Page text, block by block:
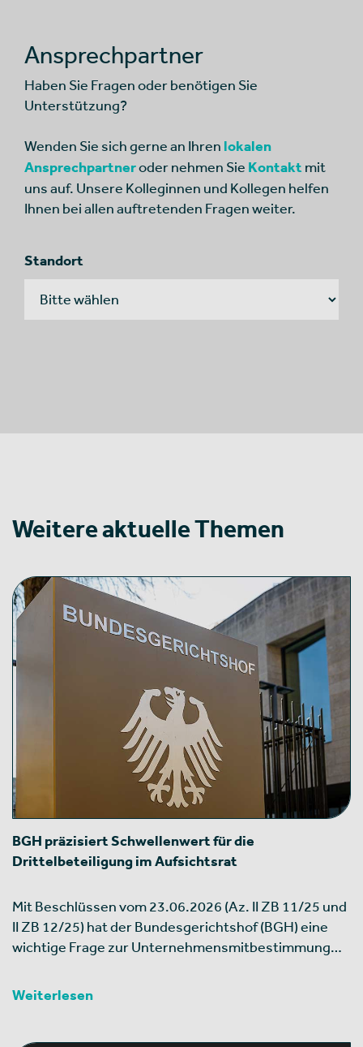
Ansprechpartner
Haben Sie Fragen oder benötigen Sie
Unterstützung?
Wenden Sie sich gerne an Ihren lokalen
Ansprechpartneroder nehmen Sie Kontaktmit
uns auf. Unsere Kolleginnen und Kollegen helfen
Ihnen bei allen auftretenden Fragen weiter.
Standort
Weitere aktuelle Themen
BGH präzisiert Schwellenwert für die
Drittelbeteiligung im Aufsichtsrat
Mit Beschlüssen vom 23.06.2026 (Az. II ZB 11/25 und
II ZB 12/25) hat der Bundesgerichtshof (BGH) eine
wichtige Frage zur Unternehmensmitbestimmung…
Weiterlesen